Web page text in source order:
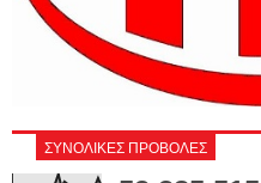
ΣΥΝΟΛΙΚΕΣ ΠΡΟΒΟΛΕΣ